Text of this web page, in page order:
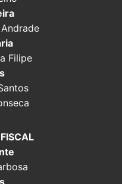
Filipe